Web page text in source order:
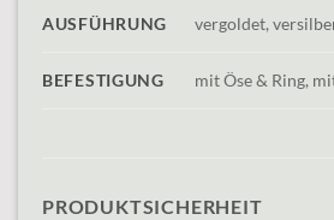
AUSFÜHRUNG vergoldet,
BEFESTIGUNG mit Öse & Ring,
PRODUKTSICHERHEIT